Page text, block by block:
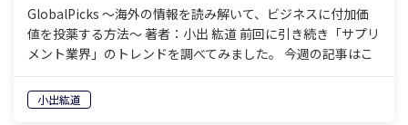
GlobalPicks 〜海外の情報を読み解いて、ビジネスに付加価
値を投薬する方法〜 著者：小出 紘道 前回に引き続き「サプリ
メント業界」のトレンドを調べてみました。 今週の記事はこ
小出紘道